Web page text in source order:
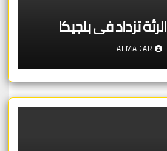
تزداد في بلجيكا
ALMADAR